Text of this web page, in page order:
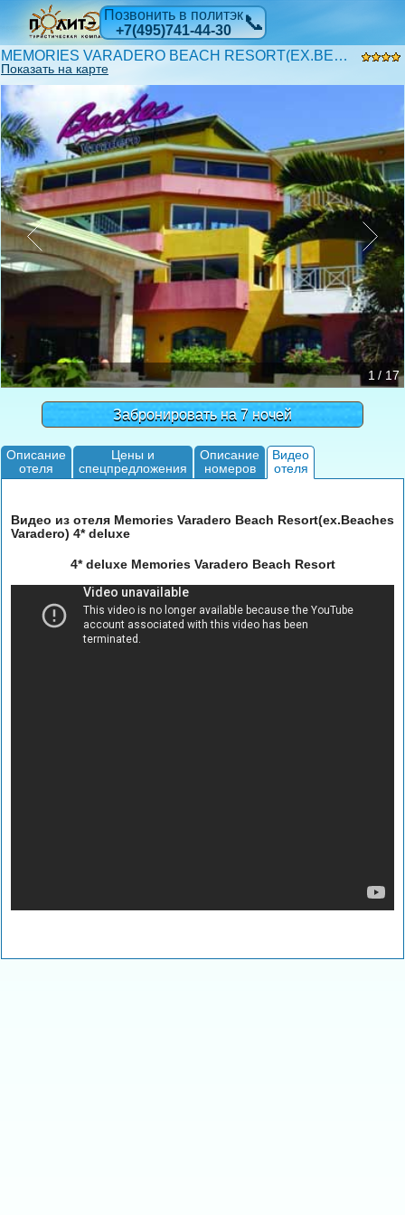
Позвонить в политэк
+7(495)741-44-30
📞
MEMORIES VARADERO BEACH RESORT(EX.BEACHES VARADERO) 4* DELUXE
Показать на карте
1 / 17
Забронировать на 7 ночей
Описание
отеля
Цены и
спецпредложения
Описание
номеров
Видео
отеля
Видео из отеля Memories Varadero Beach Resort(ex.Beaches
Varadero) 4* deluxe
4* deluxe Memories Varadero Beach Resort